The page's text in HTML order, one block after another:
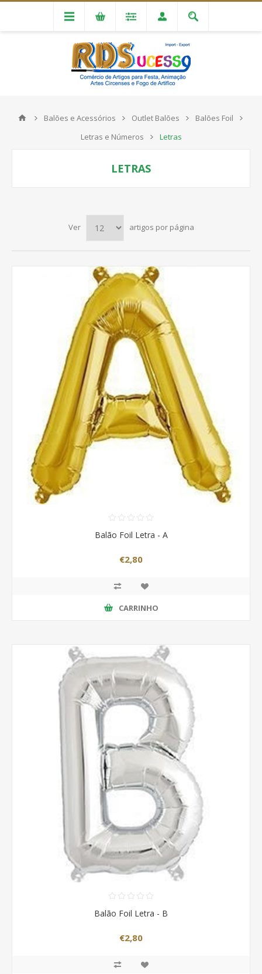
Balões e Acessórios Outlet Balões
Balões Foil
Letras e Números
Letras
LETRAS
Ver artigos por página
Balão Foil Letra - A
€2,80
CARRINHO
Balão Foil Letra - B
€2,80